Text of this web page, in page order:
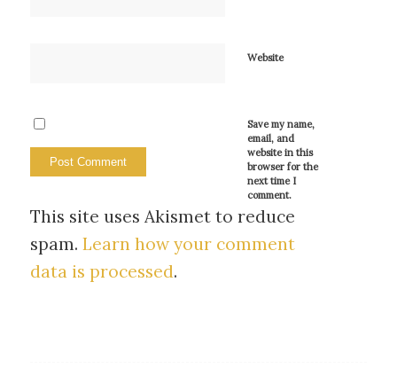
Website
Save my name,
email, and
website in this
browser for the
next time I
comment.
This site uses Akismet to reduce
spam. Learn how your comment
data is processed.